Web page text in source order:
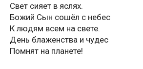
Свет сияет в яслях.
Божий Сын сошёл с небес
К людям всем на свете.
День блаженства и чудес
Помнят на планете!